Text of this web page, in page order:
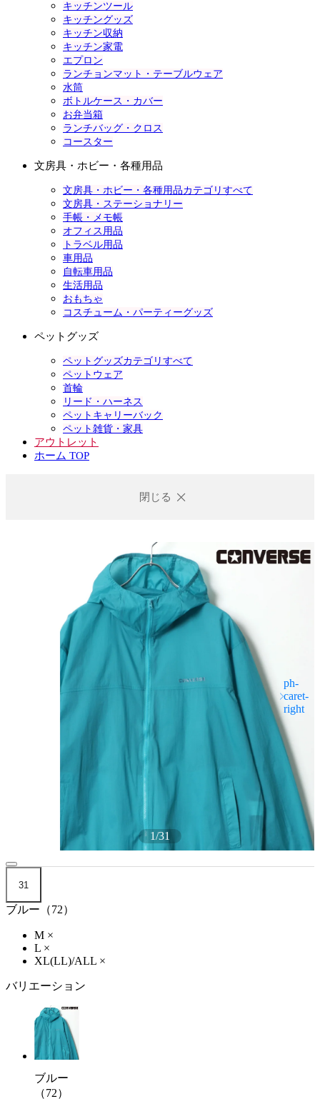
キッチンツール
キッチングッズ
キッチン収納
キッチン家電
エプロン
ランチョンマット・テーブルウェア
水筒
ボトルケース・カバー
お弁当箱
ランチバッグ・クロス
コースター
文房具・ホビー・各種用品
文房具・ホビー・各種用品カテゴリすべて
文房具・ステーショナリー
手帳・メモ帳
オフィス用品
トラベル用品
車用品
自転車用品
生活用品
おもちゃ
コスチューム・パーティーグッズ
ペットグッズ
ペットグッズカテゴリすべて
ペットウェア
首輪
リード・ハーネス
ペットキャリーバック
ペット雑貨・家具
アウトレット
ホーム TOP
閉じる
1/31
31
ブルー（72）
M ×
L ×
XL(LL)/ALL ×
バリエーション
ブルー
（72）